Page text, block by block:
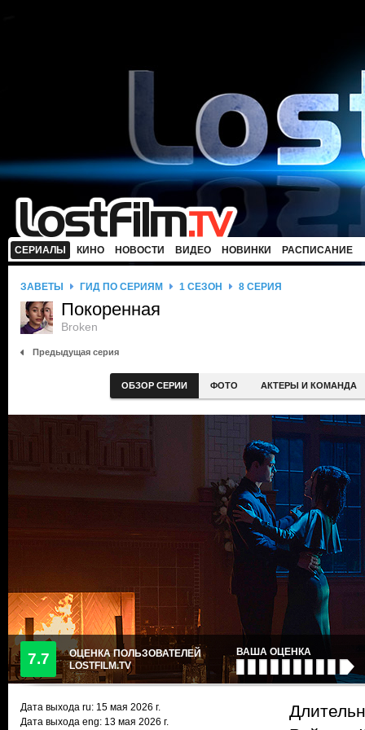
СЕРИАЛЫ КИНО НОВОСТИ ВИДЕО НОВИНКИ РАСПИСАНИЕ
ЗАВЕТЫ ГИД ПО СЕРИЯМ 1 СЕЗОН 8 СЕРИЯ
Покоренная
Broken
Предыдущая серия
ОБЗОР СЕРИИ ФОТО АКТЕРЫ И КОМАНДА
7.7
ОЦЕНКА ПОЛЬЗОВАТЕЛЕЙ
LOSTFILM.TV
ВАША ОЦЕНКА
Дата выхода ru: 15 мая 2026 г.
Дата выхода eng: 13 мая 2026 г.